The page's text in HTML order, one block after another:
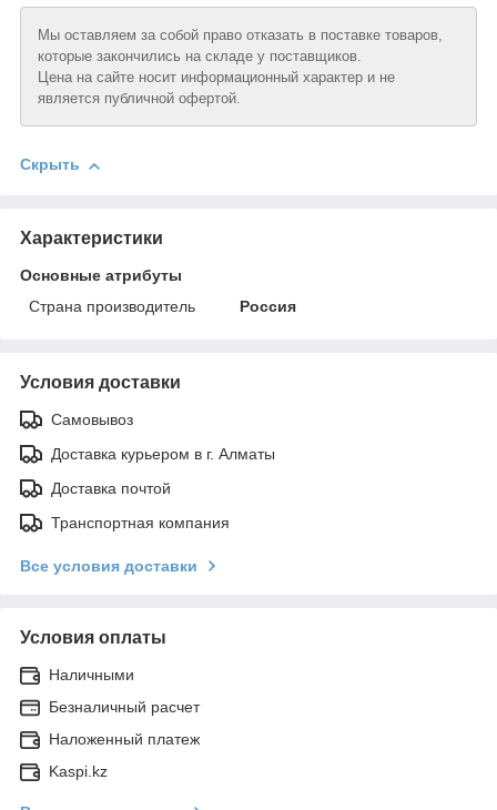
Мы оставляем за собой право отказать в поставке товаров,
которые закончились на складе у поставщиков.
Цена на сайте носит информационный характер и не
является публичной офертой.
Скрыть
Характеристики
Основные атрибуты
Страна производитель
Россия
Условия доставки
Самовывоз
Доставка курьером в г. Алматы
Доставка почтой
Транспортная компания
Все условия доставки
Условия оплаты
Наличными
Безналичный расчет
Наложенный платеж
Kaspi.kz